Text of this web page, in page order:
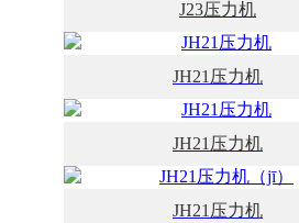
J23压力机
JH21压力机
JH21压力机
JH21压力机